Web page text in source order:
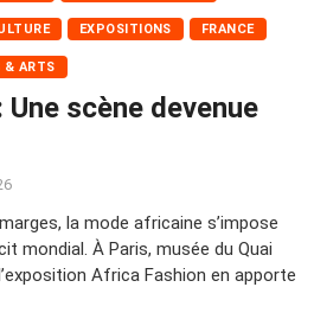
EXPOSITIONS FRANCE
& ARTS
scène devenue
la mode africaine s’impose
mondial. À Paris, musée du Quai
Africa Fashion en apporte